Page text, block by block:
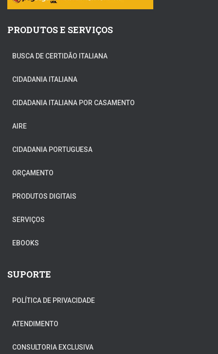
PRODUTOS E SERVIÇOS
BUSCA DE CERTIDÃO ITALIANA
CIDADANIA ITALIANA
CIDADANIA ITALIANA POR CASAMENTO
AIRE
CIDADANIA PORTUGUESA
ORÇAMENTO
PRODUTOS DIGITAIS
SERVIÇOS
EBOOKS
SUPORTE
POLÍTICA DE PRIVACIDADE
ATENDIMENTO
CONSULTORIA EXCLUSIVA